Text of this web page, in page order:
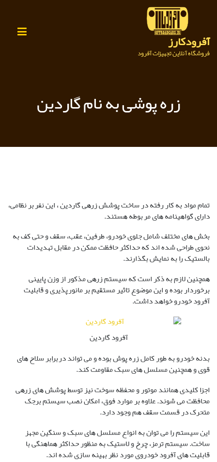
آفرودکارز
فروشگاه آنلاین تجهیزات آفرود
زره پوشی به نام گاردین
تمام مواد به کار رفته در ساخت پوشش زرهی گاردین ، این نفربر نظامی،
دارای گواهینامه های مربوطه هستند.
بخش های مختلف شامل جلوی خودرو، طرفین، عقب، سقف و حتی کف به
نحوی طراحی شده اند که حداکثر حافظت ممکن در مقابل تهدیدات
بالستیک را به نمایش بگذارند.
همچنین لازم به ذکر است که سیستم زرهی مذکور از وزن پایینی
برخوردار بوده و این موضوع تاثیر مستقیم بر مانورپذیری و قابلیت
آفرود خودرو خواهد داشت.
آفرود گاردین
بدنه خودرو به طور کامل زره پوش بوده و می تواند دربرابر سلاح های
قوی و همچنین مسلسل های سبک مقاومت کند.
اجزا کلیدی همانند موتور و محفظه سوخت نیز توسط پوشش های زرهی
محافظت می شوند. علاوه بر موارد فوق، امکان نصب سیستم برجک
متحرک در قسمت سقف هم وجود دارد.
این سیستم را می توان به انواع مسلسل های سبک و سنگین مجهز
ساخت. سیستم ترمز، چرخ و لاستیک به منظور حداکثر هماهنگی با
قابلیت های آفرود خودروی مورد نظر بهینه سازی شده اند.